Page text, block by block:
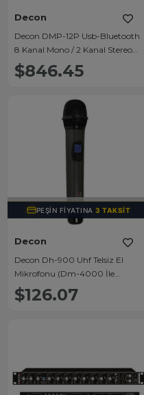
Decon
Decon DMP-12P Usb-Bluetooth
8 Kanal Mono / 2 Kanal Stereo
2x650W 12 Kanal Power Mixer
$846.45
TÜKENDI
PEŞIN FIYATINA3 TAKSIT
Decon
Decon Dh-900 Uhf Telsiz El
Mikrofonu (Dm-4000 İle
Kullanılır)
$126.07